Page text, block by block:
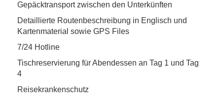
Gepäcktransport zwischen den Unterkünften
Detaillierte Routenbeschreibung in Englisch und
Kartenmaterial sowie GPS Files
7/24 Hotline
Tischreservierung für Abendessen an Tag 1 und Tag
4
Reisekrankenschutz